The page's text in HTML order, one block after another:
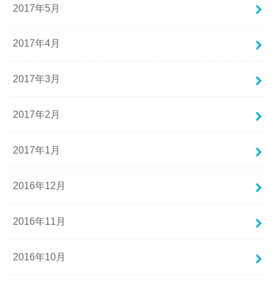
2017年5月
2017年4月
2017年3月
2017年2月
2017年1月
2016年12月
2016年11月
2016年10月